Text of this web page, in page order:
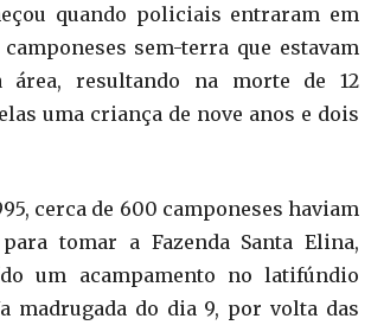
quando policiais entraram em
sem-terra que estavam
área, resultando na morte de 12
uma criança de nove anos e dois
cerca de 600 camponeses haviam
tomar a Fazenda Santa Elina,
um acampamento no latifúndio
madrugada do dia 9, por volta das